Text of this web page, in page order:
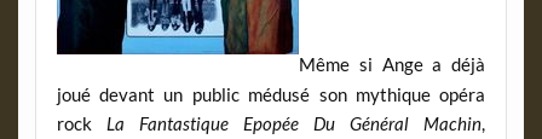
Même si Ange a déjà
joué devant un public médusé son mythique opéra
rock La Fantastique Epopée Du Général Machin,